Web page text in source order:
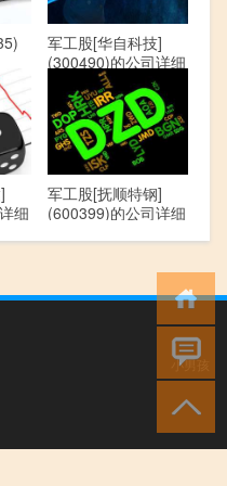
军工股[华自科技]
(300490)的公司详细
细
军工股[抚顺特钢]
(600399)的公司详细
小男孩